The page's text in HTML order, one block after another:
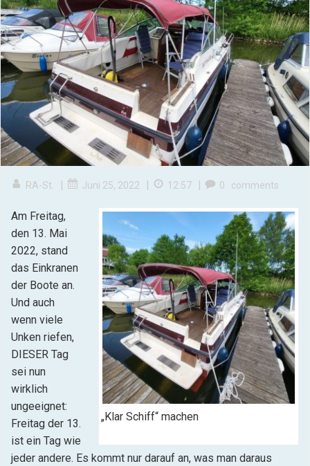
RA-St. | Juni 25, 2022 | 12:57 | 0 comments
„Klar Schiff“ machen
Am Freitag,
den 13. Mai
2022, stand
das Einkranen
der Boote an.
Und auch
wenn viele
Unken riefen,
DIESER Tag
sei nun
wirklich
ungeeignet:
Freitag der 13.
ist ein Tag wie
jeder andere. Es kommt nur darauf an, was man daraus